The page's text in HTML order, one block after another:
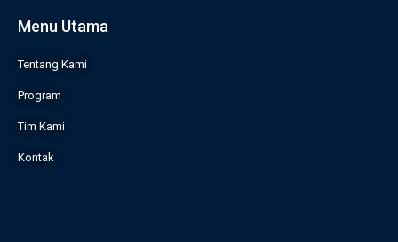
Menu Utama
Tentang Kami
Program
Tim Kami
Kontak